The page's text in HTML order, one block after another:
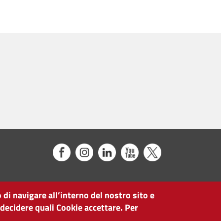
navigare all’interno del nostro sito e
quali Cookie accettare. Per